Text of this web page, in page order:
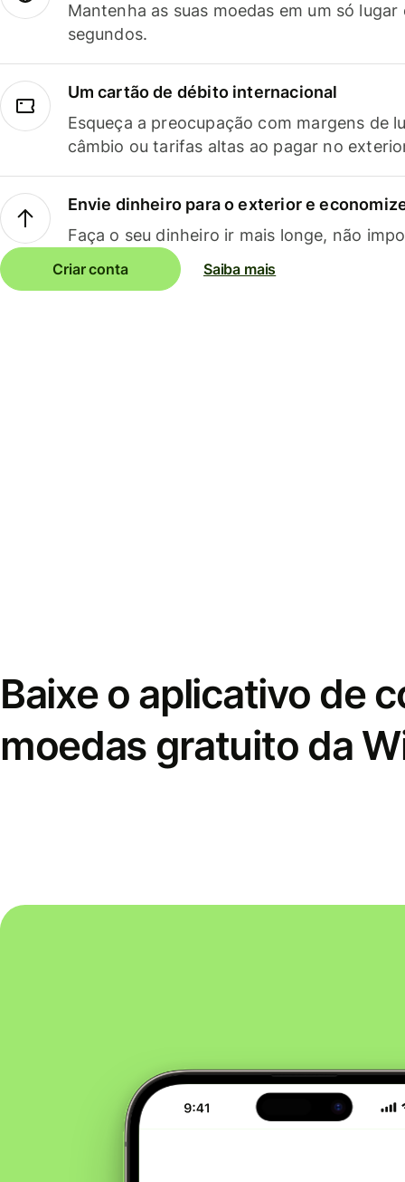
Mantenha as suas moedas em um só
segundos.
Um cartão de débito internacional
Esqueça a preocupação com margens de
câmbio ou tarifas altas ao pagar no
Envie dinheiro para o exterior e
Faça o seu dinheiro ir mais longe, não
Criar conta Saiba mais
Baixe o aplicativo de
moedas gratuito da